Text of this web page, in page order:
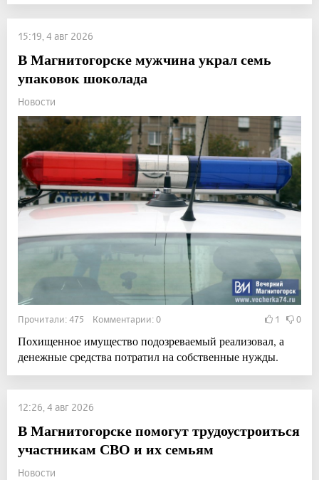
15:19, 4 авг 2026
В Магнитогорске мужчина украл семь
упаковок шоколада
Новости
Прочитали: 475 Комментарии: 0 1 0
Похищенное имущество подозреваемый реализовал, а
денежные средства потратил на собственные нужды.
12:26, 4 авг 2026
В Магнитогорске помогут трудоустроиться
участникам СВО и их семьям
Новости